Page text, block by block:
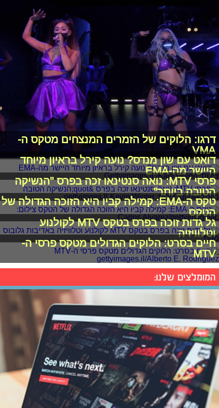
דרגו: הלוקים של הזמרים המנצחים מטקס ה-
VMA
דואט עם שון מנדס? נועה קירל בראיון מיוחד
היישר מה-EMA
פרסי MTV: נואה סנטינאו זכה בפרס "הנשיקה
הטובה ביותר"
טקס ה-EMA: קמילה קביו היא הזוכה הגדולה של
הטקס
גל גדות זוכה בפרס בטקס MTV לקולנוע
וטלוויזיה
חיים בסרט: הלוקים הגדולים מטקס פרסי ה-
MTV
המומלצים שלנו: